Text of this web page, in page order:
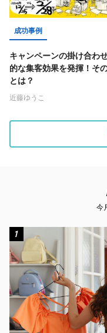
成功事例
キャンペーンの掛け合わ
的な集客効果を発揮！そ
とは？
近藤ゆうこ
今
1